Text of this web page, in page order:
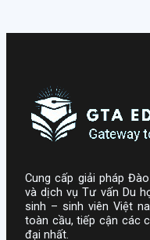
Cung cấp giải pháp
và dịch vụ Tư vấn Du
sinh – sinh viên Việt
toàn cầu, tiếp cận các
đại nhất.